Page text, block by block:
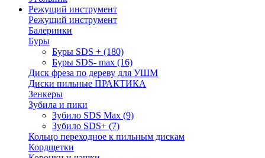
Режущий инструмент
Режущий инструмент
Балеринки
Буры
Буры SDS + (180)
Буры SDS- max (16)
Диск фреза по дереву для УШМ
Диски пильные ПРАКТИКА
Зенкеры
Зубила и пики
Зубило SDS Max (9)
Зубило SDS+ (7)
Кольцо переходное к пильным дискам
Кордщетки